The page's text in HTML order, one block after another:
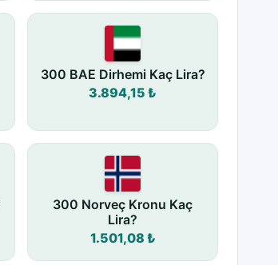
300 BAE Dirhemi Kaç Lira?
3.894,15 ₺
300 Norveç Kronu Kaç
Lira?
1.501,08 ₺